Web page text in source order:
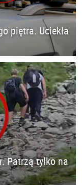
piętra. Uciekła
Patrzą tylko na